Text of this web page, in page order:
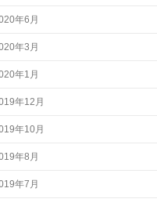
年6月
年3月
年1月
年12月
年10月
年8月
年7月